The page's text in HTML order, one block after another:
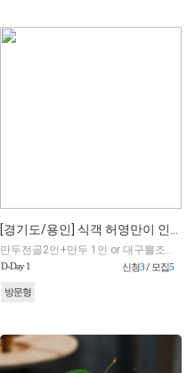
만두전골2인+만두 1인 or 대구뽈조림 2인+만두1인 중 택1
D-Day 1 신청3/ 모집5
방문형